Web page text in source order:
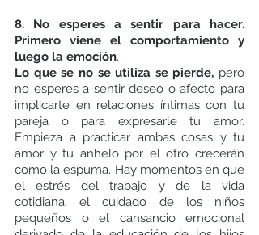
8. No esperes a sentir para hacer.
Primero viene el comportamiento y
luego la emoción.
Lo que se no se utiliza se pierde, pero
no esperes a sentir deseo o afecto para
implicarte en relaciones íntimas con tu
pareja o para expresarle tu amor.
Empieza a practicar ambas cosas y tu
amor y tu anhelo por el otro crecerán
como la espuma. Hay momentos en que
el estrés del trabajo y de la vida
cotidiana, el cuidado de los niños
pequeños o el cansancio emocional